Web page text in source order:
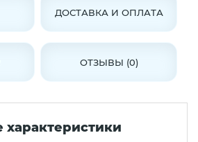
ДОСТАВКА И ОПЛАТА
ОТЗЫВЫ (0)
характеристики